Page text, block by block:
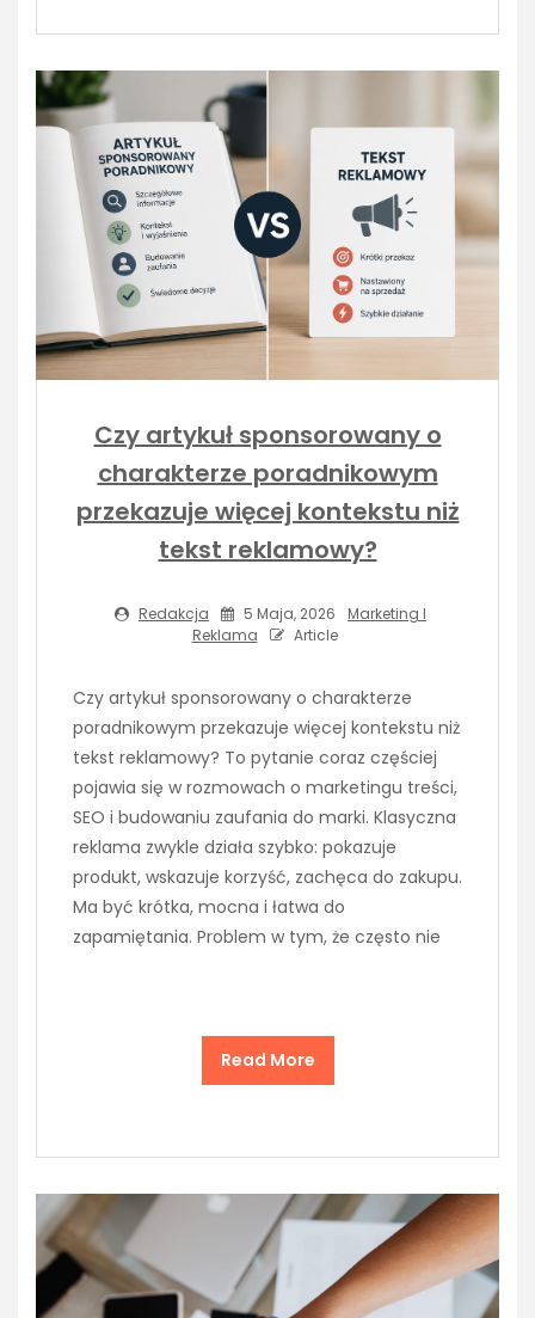
Czy artykuł sponsorowany o
charakterze poradnikowym
przekazuje więcej kontekstu niż
tekst reklamowy?
Redakcja 5 Maja, 2026
Marketing I
Reklama
Article
Czy artykuł sponsorowany o charakterze
poradnikowym przekazuje więcej kontekstu niż
tekst reklamowy? To pytanie coraz częściej
pojawia się w rozmowach o marketingu treści,
SEO i budowaniu zaufania do marki. Klasyczna
reklama zwykle działa szybko: pokazuje
produkt, wskazuje korzyść, zachęca do zakupu.
Ma być krótka, mocna i łatwa do
zapamiętania. Problem w tym, że często nie
Read More